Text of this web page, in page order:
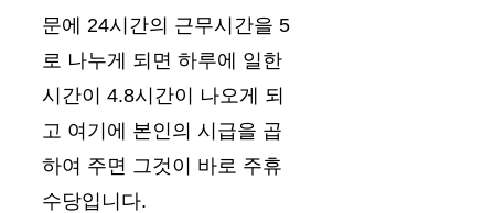
문에 24시간의 근무시간을 5
로 나누게 되면 하루에 일한
시간이 4.8시간이 나오게 되
고 여기에 본인의 시급을 곱
하여 주면 그것이 바로 주휴
수당입니다.